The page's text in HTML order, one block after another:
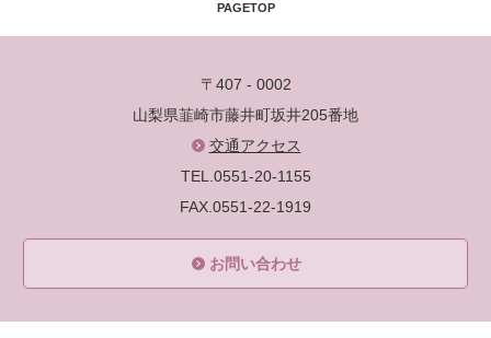
PAGETOP
〒407 - 0002
山梨県韮崎市藤井町坂井205番地
交通アクセス
TEL.0551-20-1155
FAX.0551-22-1919
お問い合わせ